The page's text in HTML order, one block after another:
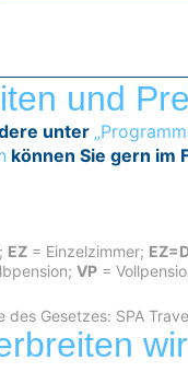
und
unter
können Sie gern im
EZ= Einzelzimmer;
VP=
des Gesetzes: SPA